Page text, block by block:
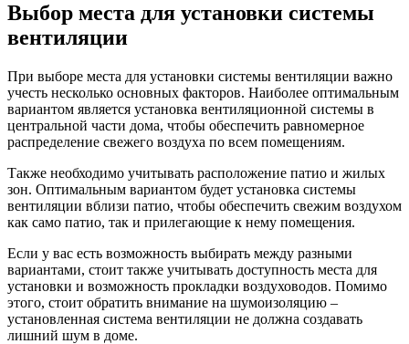
Выбор места для установки системы
вентиляции
При выборе места для установки системы вентиляции важно
учесть несколько основных факторов. Наиболее оптимальным
вариантом является установка вентиляционной системы в
центральной части дома, чтобы обеспечить равномерное
распределение свежего воздуха по всем помещениям.
Также необходимо учитывать расположение патио и жилых
зон. Оптимальным вариантом будет установка системы
вентиляции вблизи патио, чтобы обеспечить свежим воздухом
как само патио, так и прилегающие к нему помещения.
Если у вас есть возможность выбирать между разными
вариантами, стоит также учитывать доступность места для
установки и возможность прокладки воздуховодов. Помимо
этого, стоит обратить внимание на шумоизоляцию –
установленная система вентиляции не должна создавать
лишний шум в доме.